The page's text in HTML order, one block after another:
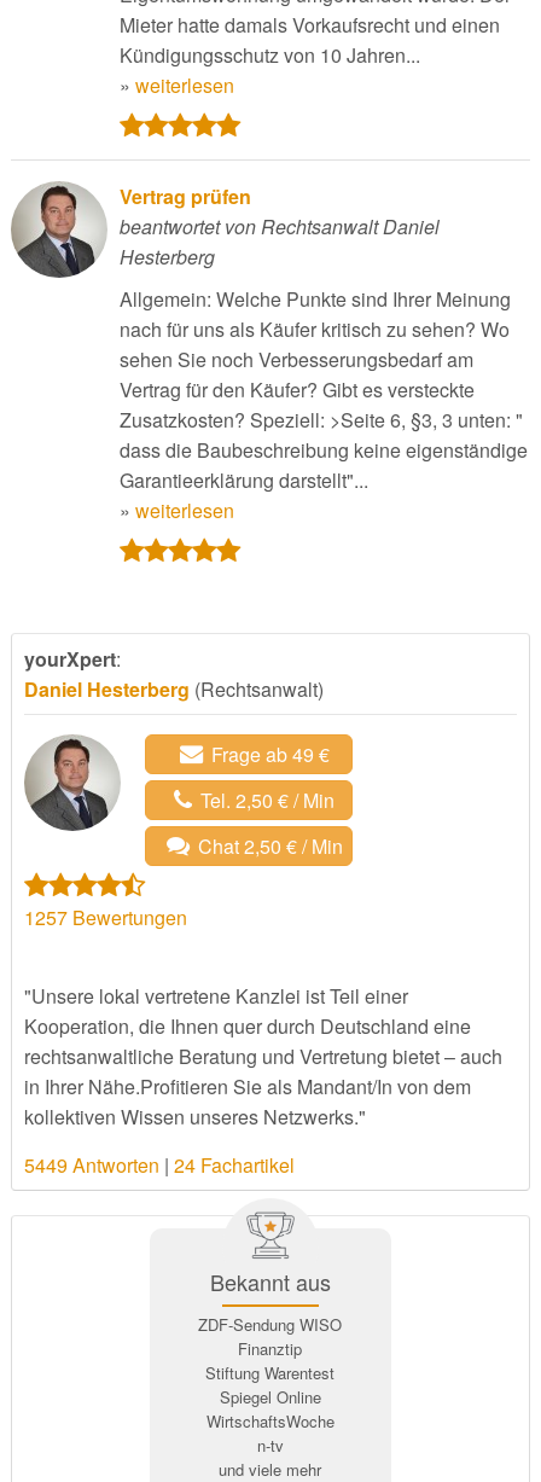
Mieter hatte damals Vorkaufsrecht und einen
Kündigungsschutz von 10 Jahren...
» weiterlesen
Vertrag prüfen
beantwortet von Rechtsanwalt Daniel
Hesterberg
Allgemein: Welche Punkte sind Ihrer Meinung
nach für uns als Käufer kritisch zu sehen? Wo
sehen Sie noch Verbesserungsbedarf am
Vertrag für den Käufer? Gibt es versteckte
Zusatzkosten? Speziell: >Seite 6, §3, 3 unten: "
dass die Baubeschreibung keine eigenständige
Garantieerklärung darstellt"...
» weiterlesen
yourXpert:
Daniel Hesterberg (Rechtsanwalt)
Frage ab 49 €
Tel. 2,50 € / Min
Chat 2,50 € / Min
1257Bewertungen
"Unsere lokal vertretene Kanzlei ist Teil einer
Kooperation, die Ihnen quer durch Deutschland eine
rechtsanwaltliche Beratung und Vertretung bietet – auch
in Ihrer Nähe.Profitieren Sie als Mandant/In von dem
kollektiven Wissen unseres Netzwerks."
5449 Antworten | 24 Fachartikel
Bekannt aus
ZDF-Sendung WISO
Finanztip
Stiftung Warentest
Spiegel Online
WirtschaftsWoche
n-tv
und viele mehr